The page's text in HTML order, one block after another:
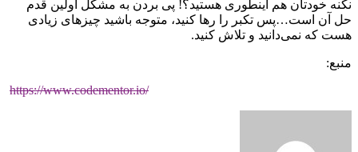
نکنه خودتان هم اینطوری هستید؟! پی بردن به مشکل اولین قدم
حل آن است…پس تکبر را رها کنید، متوجه باشید چیزهای زیادی
هست که نمی‌دانید و تلاش کنید.
منبع:
https://www.codementor.io/